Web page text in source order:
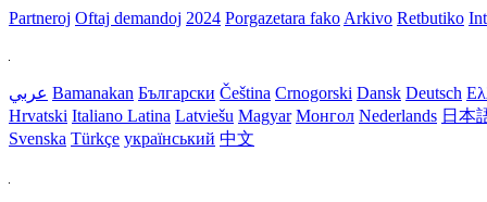
Partneroj Oftaj demandoj 2024 Porgazetara fako Arkivo Retbutiko
عربي Bamanakan Български Čeština Crnogorski Dansk Deutsch
Hrvatski Italiano Latina Latviešu Magyar Монгол Nederlands 日本
Svenska Türkçe український 中文